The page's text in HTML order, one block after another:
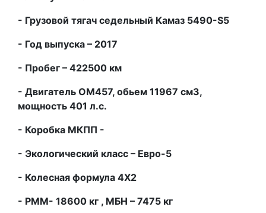
- Грузовой тягач седельный Камаз 5490-S5
- Год выпуска – 2017
- Пробег – 422500 км
- Двигатель OM457, обьем 11967 см3,
мощность 401 л.с.
- Коробка МКПП -
- Экологический класс – Евро-5
- Колесная формула 4Х2
- РММ- 18600 кг , МБН – 7475 кг